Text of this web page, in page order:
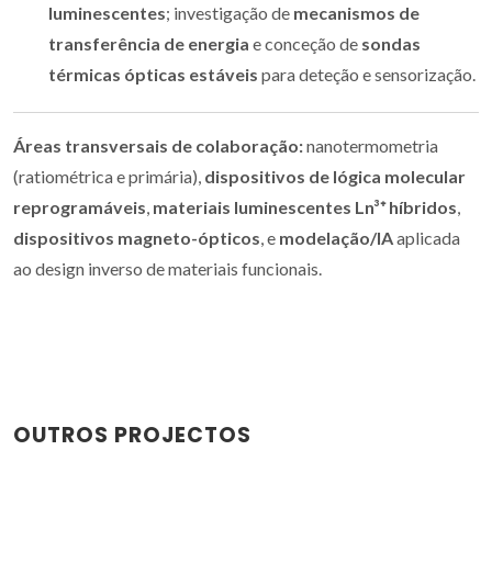
luminescentes; investigação de mecanismos de
transferência de energia e conceção de sondas
térmicas ópticas estáveis para deteção e sensorização.
Áreas transversais de colaboração:nanotermometria
(ratiométrica e primária), dispositivos de lógica molecular
reprogramáveis, materiais luminescentes Ln³⁺ híbridos,
dispositivos magneto-ópticos, e modelação/IAaplicada
ao design inverso de materiais funcionais.
OUTROS PROJECTOS